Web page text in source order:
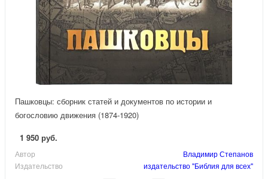
Пашковцы: сборник статей и документов по истории и
богословию движения (1874-1920)
1 950 руб.
Автор
Владимир Степанов
Издательство
издательство "Библия для всех"